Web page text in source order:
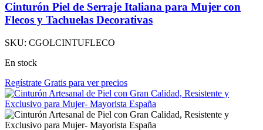
Cinturón Piel de Serraje Italiana para Mujer con
Flecos y Tachuelas Decorativas
SKU: CGOLCINTUFLECO
En stock
Regístrate Gratis para ver precios